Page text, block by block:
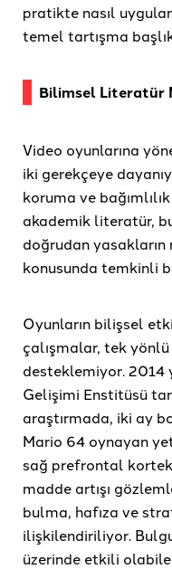
pratikte nasıl
temel tartışma
Bilimsel Literatür
Video oyunlarına
iki gerekçeye
koruma ve
akademik literatür,
doğrudan
konusunda temkinli
Oyunların bilişsel
çalışmalar, tek yönlü
desteklemiyor. 2014
Gelişimi Enstitüsü
araştırmada, iki ay
Mario 64 oynayan
sağ prefrontal
madde artışı
bulma, hafıza ve
ilişkilendiriliyor.
üzerinde etkili